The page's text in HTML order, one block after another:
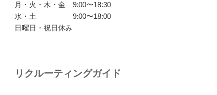
月・火・木・金 9:00〜18:30
水・土 9:00〜18:00
日曜日・祝日休み
リクルーティングガイド